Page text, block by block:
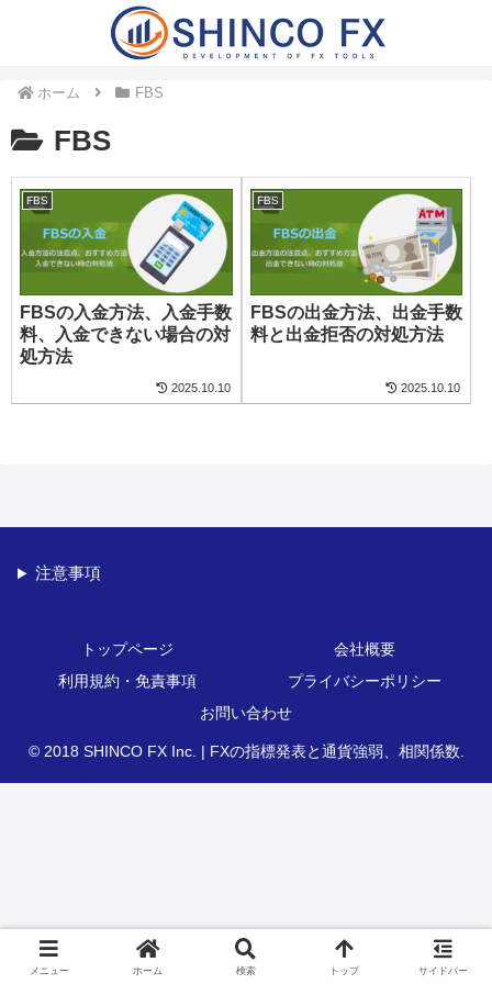
ホーム FBS
FBS
FBS
FBSの入金方法、入金手数
料、入金できない場合の対
処方法
2025.10.10
FBS
FBSの出金方法、出金手数
料と出金拒否の対処方法
2025.10.10
注意事項
トップページ
会社概要
利用規約・免責事項
プライバシーポリシー
お問い合わせ
© 2018 SHINCO FX Inc. | FXの指標発表と通貨強弱、相関係数.
メニュー ホーム 検索 トップ サイドバー